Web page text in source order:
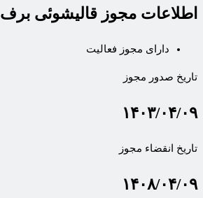
اطلاعات مجوز قالیشوئی برف
دارای مجوز فعالیت
تاریخ صدور مجوز
۱۴۰۳/۰۴/۰۹
تاریخ انقضاء مجوز
۱۴۰۸/۰۴/۰۹